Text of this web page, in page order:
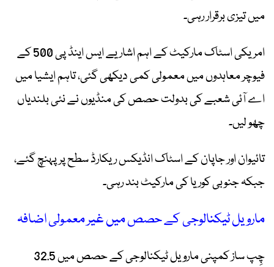
میں تیزی برقرار رہی۔
امریکی اسٹاک مارکیٹ کے اہم اشاریے ایس اینڈ پی 500 کے
فیوچر معاہدوں میں معمولی کمی دیکھی گئی، تاہم ایشیا میں
اے آئی شعبے کی بدولت حصص کی منڈیوں نے نئی بلندیاں
چھو لیں۔
تائیوان اور جاپان کے اسٹاک انڈیکس ریکارڈ سطح پر پہنچ گئے،
جبکہ جنوبی کوریا کی مارکیٹ بند رہی۔
مارویل ٹیکنالوجی کے حصص میں غیر معمولی اضافہ
چِپ ساز کمپنی مارویل ٹیکنالوجی کے حصص میں 32.5